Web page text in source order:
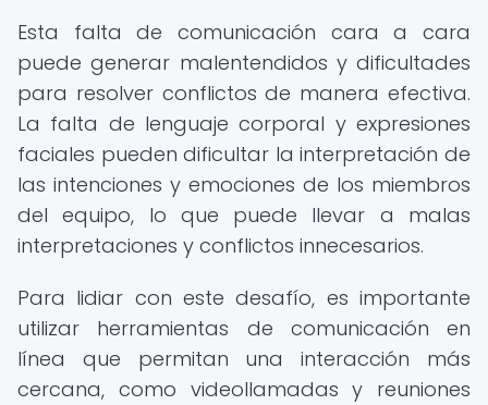
Esta falta de comunicación cara a cara
puede generar malentendidos y dificultades
para resolver conflictos de manera efectiva.
La falta de lenguaje corporal y expresiones
faciales pueden dificultar la interpretación de
las intenciones y emociones de los miembros
del equipo, lo que puede llevar a malas
interpretaciones y conflictos innecesarios.
Para lidiar con este desafío, es importante
utilizar herramientas de comunicación en
línea que permitan una interacción más
cercana, como videollamadas y reuniones